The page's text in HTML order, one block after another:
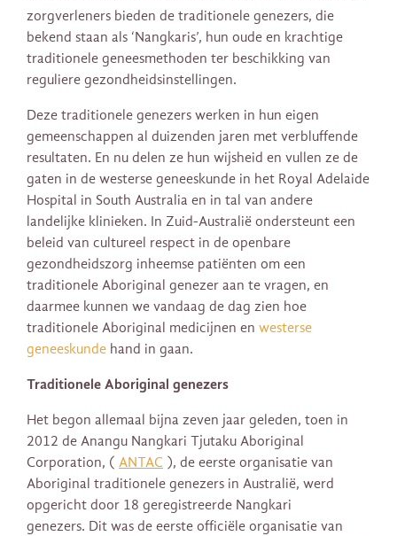
zorgverleners bieden de traditionele genezers, die
bekend staan ​​als ‘Nangkaris’, hun oude en krachtige
traditionele geneesmethoden ter beschikking van
reguliere gezondheidsinstellingen.
Deze traditionele genezers werken in hun eigen
gemeenschappen al duizenden jaren met verbluffende
resultaten. En nu delen ze hun wijsheid en vullen ze de
gaten in de westerse geneeskunde in het Royal Adelaide
Hospital in South Australia en in tal van andere
landelijke klinieken. In Zuid-Australië ondersteunt een
beleid van cultureel respect in de openbare
gezondheidszorg inheemse patiënten om een ​​
traditionele Aboriginal genezer aan te vragen, en
daarmee kunnen we vandaag de dag zien hoe
traditionele Aboriginal medicijnen en westerse
geneeskunde hand in gaan.
Traditionele Aboriginal genezers
Het begon allemaal bijna zeven jaar geleden, toen in
2012 de Anangu Nangkari Tjutaku Aboriginal
Corporation, ( ANTAC ), de eerste organisatie van
Aboriginal traditionele genezers in Australië, werd
opgericht door 18 geregistreerde Nangkari
genezers. Dit was de eerste officiële organisatie van